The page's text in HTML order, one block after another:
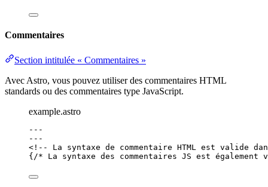
Commentaires
Section intitulée « Commentaires »
Avec Astro, vous pouvez utiliser des commentaires HTML
standards ou des commentaires type JavaScript.
example.astro
---
---
<!-- La syntaxe de commentaire HTML est valide
{ /* La syntaxe des commentaires JS est